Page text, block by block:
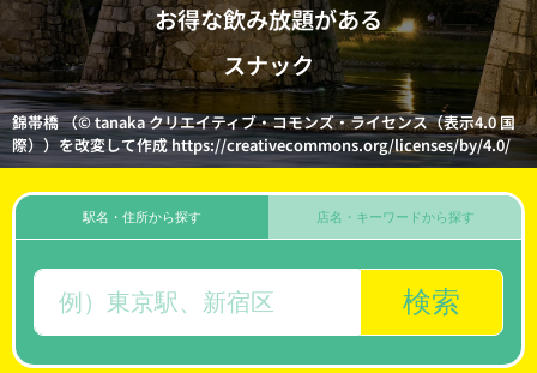
お得な飲み放題がある
スナック
錦帯橋 （© tanaka クリエイティブ・コモンズ・ライセンス（表示4.0 国
際））を改変して作成 https://creativecommons.org/licenses/by/4.0/
駅名・住所から探す
検索
店名・キーワードから探す